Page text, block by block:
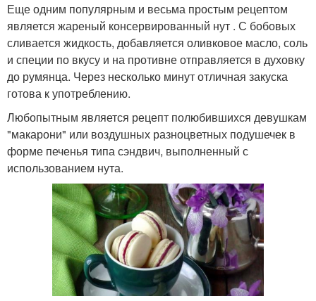
Еще одним популярным и весьма простым рецептом
является жареный консервированный нут . С бобовых
сливается жидкость, добавляется оливковое масло, соль
и специи по вкусу и на противне отправляется в духовку
до румянца. Через несколько минут отличная закуска
готова к употреблению.
Любопытным является рецепт полюбившихся девушкам
"макарони" или воздушных разноцветных подушечек в
форме печенья типа сэндвич, выполненный с
использованием нута.